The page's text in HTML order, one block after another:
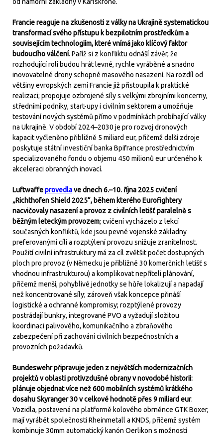
Francie reaguje na zkušenosti z války na Ukrajině systematickou
transformací svého přístupu k bezpilotním prostředkům a
souvisejícím technologiím, které vnímá jako klíčový faktor
budoucího válčení. Paříž si z konfliktu odnáší závěr, že
rozhodující roli budou hrát levné, rychle vyráběné a snadno
inovovatelné drony schopné masového nasazení. Na rozdíl od
většiny evropských zemí Francie již přistoupila k praktické
realizaci; propojuje ozbrojené síly s velkými zbrojními koncerny,
středními podniky, start-upy i civilním sektorem a umožňuje
testování nových systémů přímo v podmínkách probíhající války
na Ukrajině. V období 2024–2030 je pro rozvoj dronových
kapacit vyčleněno přibližně 5 miliard eur, přičemž další zdroje
poskytuje státní investiční banka Bpifrance prostřednictvím
specializovaného fondu o objemu 450 milionů eur určeného k
akceleraci obranných inovací.
Luftwaffeprovedlave dnech 6.–10. října 2025 cvičení
„Richthofen Shield 2025“, během kterého Eurofightery
nacvičovaly nasazení a provoz z civilních letišť paralelně s
běžným leteckým provozem; cvičení vycházelo z lekcí
současných konfliktů, kde jsou pevné vojenské základny
preferovanými cíli a rozptýlení provozu snižuje zranitelnost.
Použití civilní infrastruktury má za cíl zvětšit počet dostupných
ploch pro provoz (v Německu je přibližně 30 komerčních letišť s
vhodnou infrastrukturou) a komplikovat nepříteli plánování,
přičemž menší, pohyblivé jednotky se hůře lokalizují a napadají
než koncentrované síly; zároveň však koncepce přináší
logistické a ochranné kompromisy; rozptýlené provozy
postrádají bunkry, integrované PVO a vyžadují složitou
koordinaci palivového, komunikačního a zbraňového
zabezpečení při zachování civilních bezpečnostních a
provozních požadavků.
Bundeswehr připravuje jeden z největších modernizačních
projektů v oblasti protivzdušné obrany v novodobé historii:
plánuje objednat více než 600 mobilních systémů krátkého
dosahu Skyranger 30 v celkové hodnotě přes 9 miliard eur.
Vozidla, postavená na platformě kolového obrněnce GTK Boxer,
mají vyrábět společnosti Rheinmetall a KNDS, přičemž systém
kombinuje 30mm automatický kanón Oerlikon s možností